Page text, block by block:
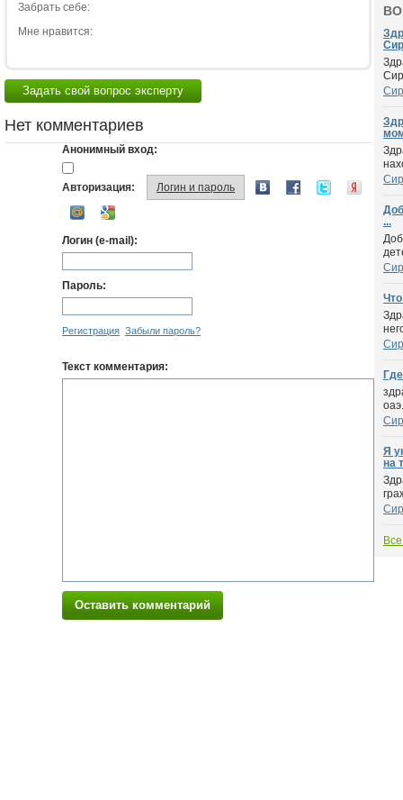
Забрать себе:
Мне нравится:
Задать свой вопрос эксперту
Нет комментариев
Анонимный вход:
Авторизация: Логин и пароль
Логин (e-mail):
Пароль:
Регистрация Забыли пароль?
Текст комментария:
Оставить комментарий
...
Я
на